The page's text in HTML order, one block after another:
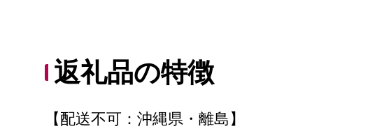
返礼品の特徴
【配送不可：沖縄県・離島】